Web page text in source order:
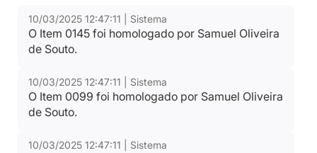
10/03/2025 12:47:11 | Sistema
O Item 0145 foi homologado por Samuel Oliveira
de Souto.
10/03/2025 12:47:11 | Sistema
O Item 0099 foi homologado por Samuel Oliveira
de Souto.
10/03/2025 12:47:11 | Sistema